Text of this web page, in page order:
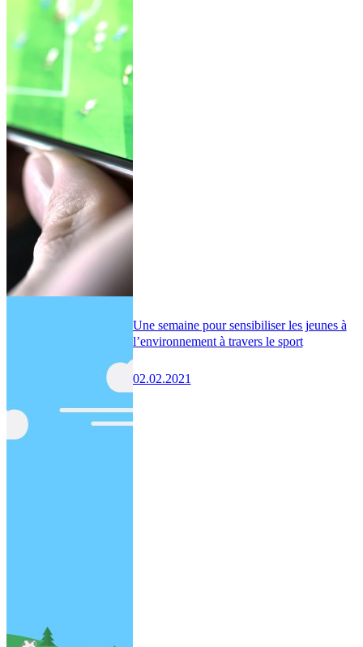
Une semaine pour sensibiliser les jeunes à
l’environnement à travers le sport
02.02.2021